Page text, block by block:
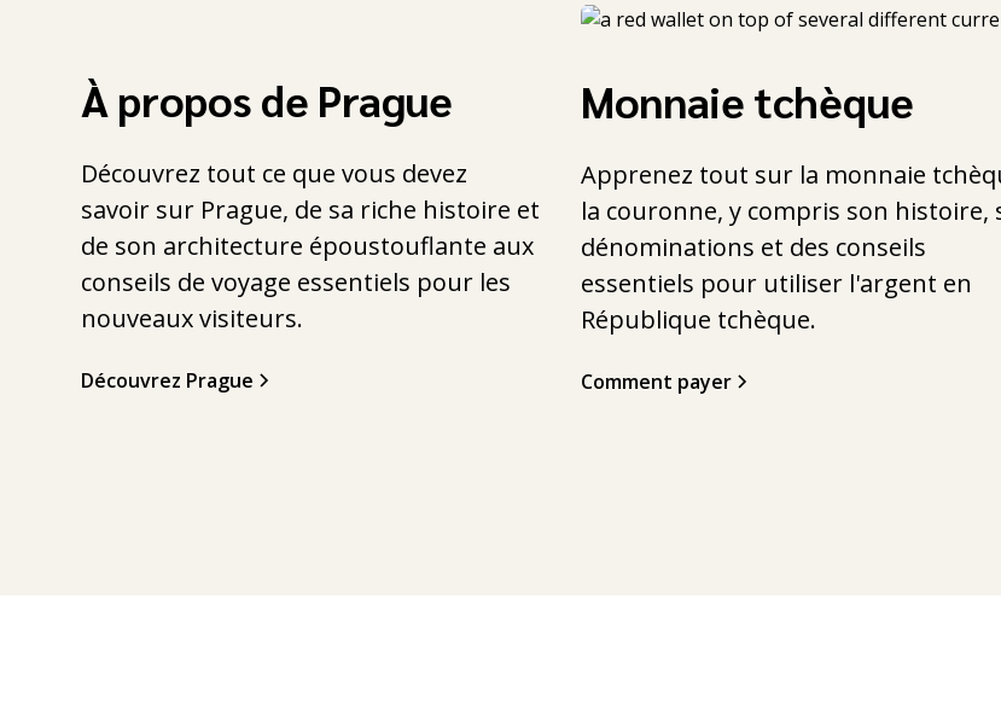
À propos de Prague
Découvrez tout ce que vous devez
savoir sur Prague, de sa riche histoire et
de son architecture époustouflante aux
conseils de voyage essentiels pour les
nouveaux visiteurs.
Découvrez Prague
Monnaie tchèque
Apprenez tout sur la monnaie
la couronne, y compris son histoire,
dénominations et des conseils
essentiels pour utiliser l'argent en
République tchèque.
Comment payer